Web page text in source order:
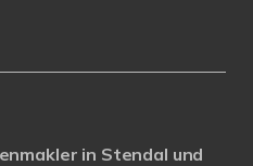
in Stendal und